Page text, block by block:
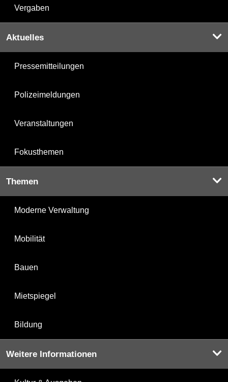
Vergaben
Aktuelles
Pressemitteilungen
Polizeimeldungen
Veranstaltungen
Fokusthemen
Themen
Moderne Verwaltung
Mobilität
Bauen
Mietspiegel
Bildung
Weitere Informationen